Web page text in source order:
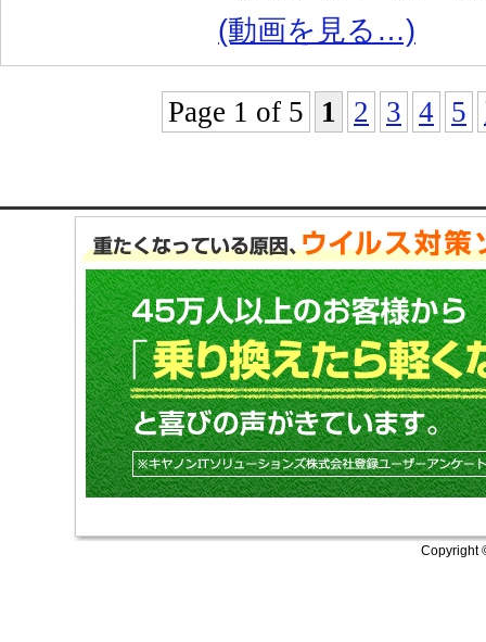
(動画を見る…)
Page 1 of 5 1 2 3 4 5
Copyright